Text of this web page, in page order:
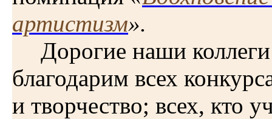
артистизм».
Дорогие наши
благодарим всех
и творчество; всех, кто